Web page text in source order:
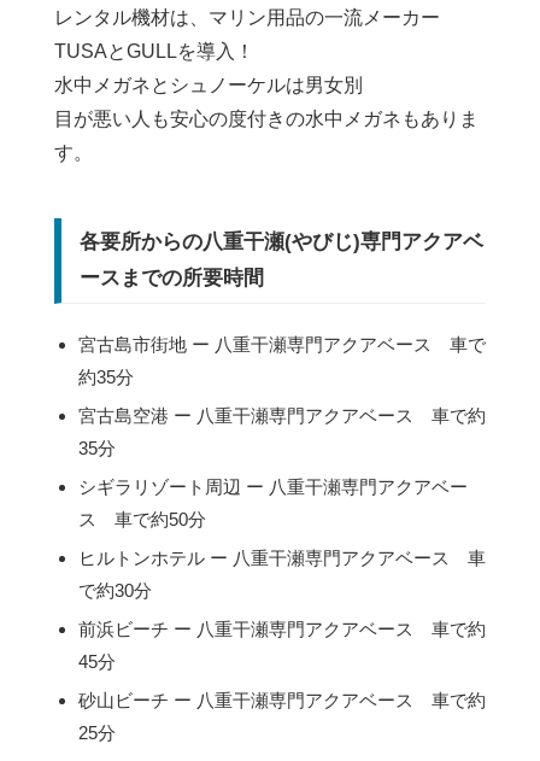
レンタル機材は、マリン用品の一流メーカー
TUSAとGULLを導入！
水中メガネとシュノーケルは男女別
目が悪い人も安心の度付きの水中メガネもありま
す。
各要所からの八重干瀬(やびじ)専門アクアベ
ースまでの所要時間
宮古島市街地 ー 八重干瀬専門アクアベース 車で
約35分
宮古島空港 ー 八重干瀬専門アクアベース 車で約
35分
シギラリゾート周辺 ー 八重干瀬専門アクアベー
ス 車で約50分
ヒルトンホテル ー 八重干瀬専門アクアベース 車
で約30分
前浜ビーチ ー 八重干瀬専門アクアベース 車で約
45分
砂山ビーチ ー 八重干瀬専門アクアベース 車で約
25分